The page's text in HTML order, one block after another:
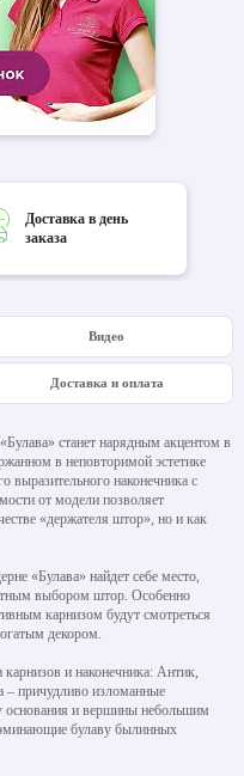
Доставка в день
заказа
Видео
Доставка и оплата
станет нарядным акцентом в
в неповторимой эстетике
выразительного наконечника с
от модели позволяет
«держателя штор», но и как
«Булава» найдет себе место,
выбором штор. Особенно
карнизом будут смотреться
декором.
и наконечника: Антик,
– причудливо изломанные
основания и вершины небольшим
булаву былинных